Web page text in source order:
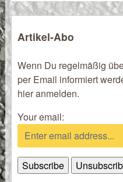
Artikel-Abo
Wenn Du regelmäßig
per Email informiert
hier anmelden.
Your email: